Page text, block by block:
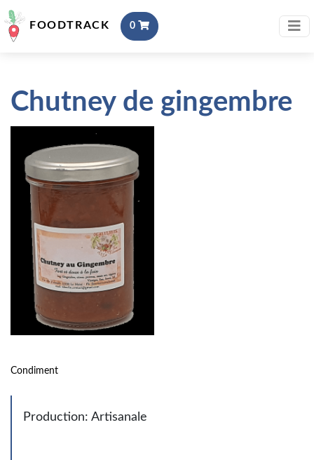
FOODTRACK 0
Chutney de gingembre
Condiment
Production: Artisanale